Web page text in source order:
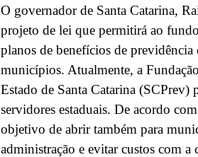
O governador de Santa Catarina,
projeto de lei que permitirá ao
planos de benefícios de
municípios. Atualmente, a
Estado de Santa Catarina (SCPrev)
servidores estaduais. De acordo
objetivo de abrir também para
administração e evitar custos com a